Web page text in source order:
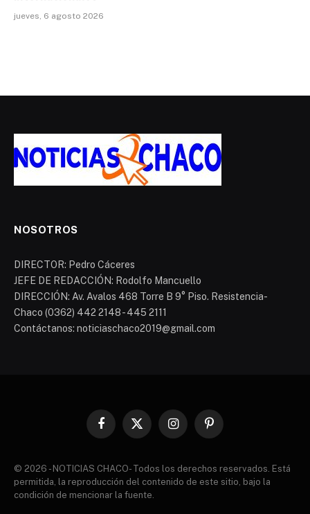
jueves, 6 agosto 2026
NOSOTROS
DIRECTOR: Pedro Cáceres
JEFE DE REDACCIÓN: Rodolfo Mancuello
DIRECCIÓN: Av. Avalos 468 Torre B 9° Piso. Resistencia-
Chaco (0362) 442 2148 - 445 2111
Contáctanos: noticiaschaco2019@gmail.com
Facebook
X
InstagramPinterest
© 2026 - NOTICIAS CHACO- Todos los derechos reservados. Está
permitida, la reproducción del contenido de este sitio, bajo la
condición de mencionar la fuente.